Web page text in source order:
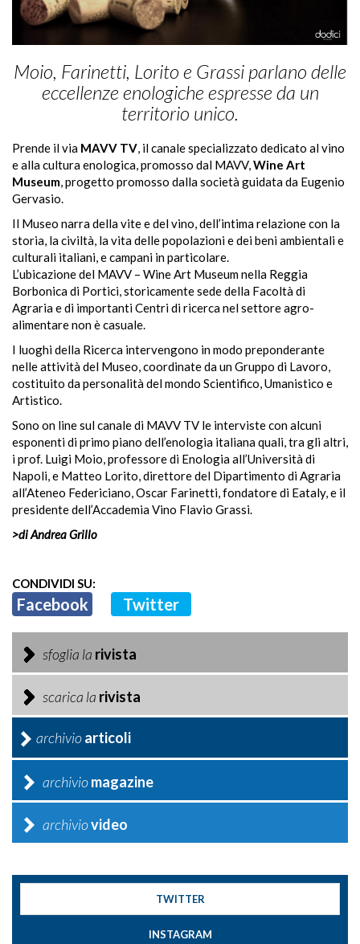
Moio, Farinetti, Lorito e Grassi parlano delle
eccellenze enologiche espresse da un
territorio unico.
Prende il via MAVV TV, il canale specializzato dedicato al vino
e alla cultura enologica, promosso dal MAVV,Wine Art
Museum, progetto promosso dalla società guidata da Eugenio
Gervasio.
Il Museo narra della vite e del vino, dell’intima relazione con la
storia, la civiltà, la vita delle popolazioni e dei beni ambientali e
culturali italiani, e campani in particolare.
L’ubicazione del MAVV – Wine Art Museum nella Reggia
Borbonica di Portici, storicamente sede della Facoltà di
Agraria e di importanti Centri di ricerca nel settore agro-
alimentare non è casuale.
I luoghi della Ricerca intervengono in modo preponderante
nelle attività del Museo, coordinate da un Gruppo di Lavoro,
costituito da personalità del mondo Scientifico, Umanistico e
Artistico.
Sono on line sul canale di MAVV TV le interviste con alcuni
esponenti di primo piano dell’enologia italiana quali, tra gli altri,
i prof. Luigi Moio, professore di Enologia all’Università di
Napoli, e Matteo Lorito, direttore del Dipartimento di Agraria
all’Ateneo Federiciano, Oscar Farinetti, fondatore di Eataly, e il
presidente dell’Accademia Vino Flavio Grassi.
>di Andrea Grillo
CONDIVIDI SU:
Facebook Twitter
sfoglia la rivista
scarica la rivista
archivioarticoli
archiviomagazine
archiviovideo
TWITTER
INSTAGRAM